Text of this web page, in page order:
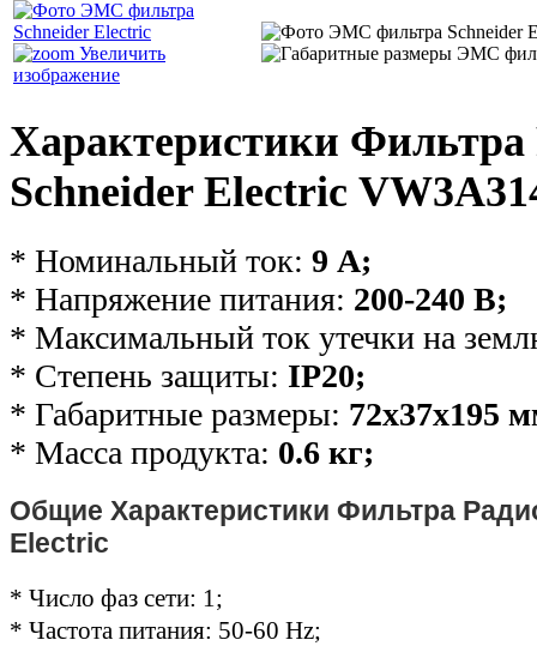
Увеличить
изображение
Характеристики Фильтра
Schneider Electric
* Номинальный ток: 9 А;
* Напряжение питания: 200-240 В;
* Максимальный ток утечки на
* Степень защиты: IP20;
* Габаритные размеры: 72х37х195
* Масса продукта: 0.6 кг;
Общие Характеристики Фильтра
Electric
* Число фаз сети: 1;
* Частота питания: 50-60 Hz;